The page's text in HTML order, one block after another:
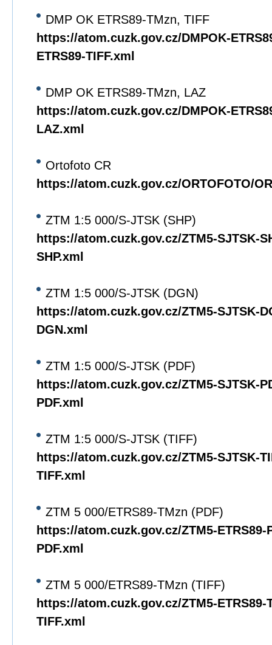
DMP OK ETRS89-TMzn, TIFF
https://atom.cuzk.gov.cz/DMPOK-
ETRS89-TIFF.xml
DMP OK ETRS89-TMzn, LAZ
https://atom.cuzk.gov.cz/DMPOK-
LAZ.xml
Ortofoto CR
https://atom.cuzk.gov.cz/ORTOFOTO/
ZTM 1:5 000/S-JTSK (SHP)
https://atom.cuzk.gov.cz/ZTM5-SJTSK-
SHP.xml
ZTM 1:5 000/S-JTSK (DGN)
https://atom.cuzk.gov.cz/ZTM5-SJTSK-
DGN.xml
ZTM 1:5 000/S-JTSK (PDF)
https://atom.cuzk.gov.cz/ZTM5-SJTSK-
PDF.xml
ZTM 1:5 000/S-JTSK (TIFF)
https://atom.cuzk.gov.cz/ZTM5-SJTSK-
TIFF.xml
ZTM 5 000/ETRS89-TMzn (PDF)
https://atom.cuzk.gov.cz/ZTM5-ETRS89-
PDF.xml
ZTM 5 000/ETRS89-TMzn (TIFF)
https://atom.cuzk.gov.cz/ZTM5-ETRS89-
TIFF.xml